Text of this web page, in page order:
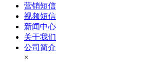
营销短信
视频短信
新闻中心
关于我们
公司简介
×